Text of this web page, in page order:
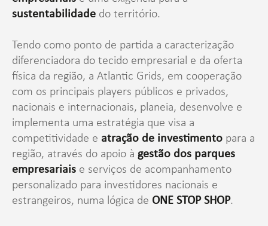
sustentabilidade do território.
Tendo como ponto de partida a caracterização
diferenciadora do tecido empresarial e da oferta
física da região, a Atlantic Grids, em cooperação
com os principais players públicos e privados,
nacionais e internacionais, planeia, desenvolve e
implementa uma estratégia que visa a
competitividade e atração de investimento para a
região, através do apoio à gestão dos parques
empresariais e serviços de acompanhamento
personalizado para investidores nacionais e
estrangeiros, numa lógica de ONE STOP SHOP.